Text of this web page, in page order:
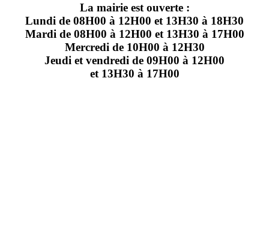
La mairie est ouverte :
Lundi de 08H00 à 12H00 et 13H30 à 18H30
Mardi de 08H00 à 12H00 et 13H30 à 17H00
Mercredi de 10H00 à 12H30
Jeudi et vendredi de 09H00 à 12H00
et 13H30 à 17H00